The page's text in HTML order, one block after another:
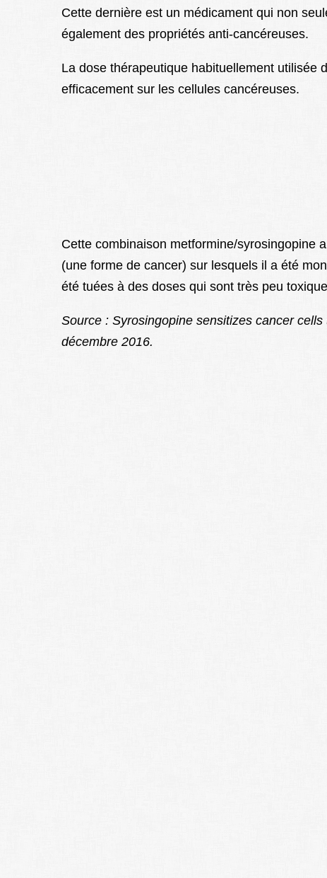
Cette dernière est un médicament qui non
également des propriétés anti-cancéreuses.
La dose thérapeutique habituellement utilisée
efficacement sur les cellules cancéreuses.
Cette combinaison metformine/syrosingopine
(une forme de cancer) sur lesquels il a été
été tuées à des doses qui sont très peu
Source : Syrosingopine sensitizes cancer
décembre 2016.